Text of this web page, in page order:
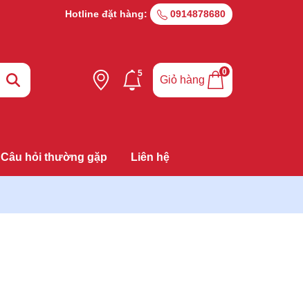
Hotline đặt hàng: 0914878680
5
Giỏ hàng
0
Câu hỏi thường gặp Liên hệ